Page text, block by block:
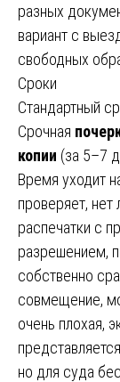
разных
вариант с
свободных
Сроки
Стандартный
Срочная
копии (за 5–7
Время уходит
проверяет,
распечатки с
разрешением,
собственно
совмещение,
очень плохая,
но для суда